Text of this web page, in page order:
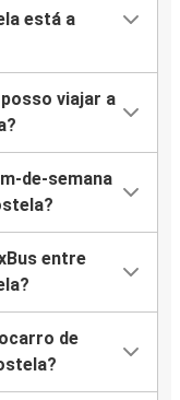
está a
viajar a
de-semana
entre
de